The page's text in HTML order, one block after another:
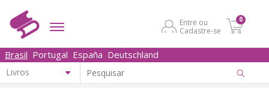
Entre ou
Cadastre-se
0
Brasil Portugal España Deutschland